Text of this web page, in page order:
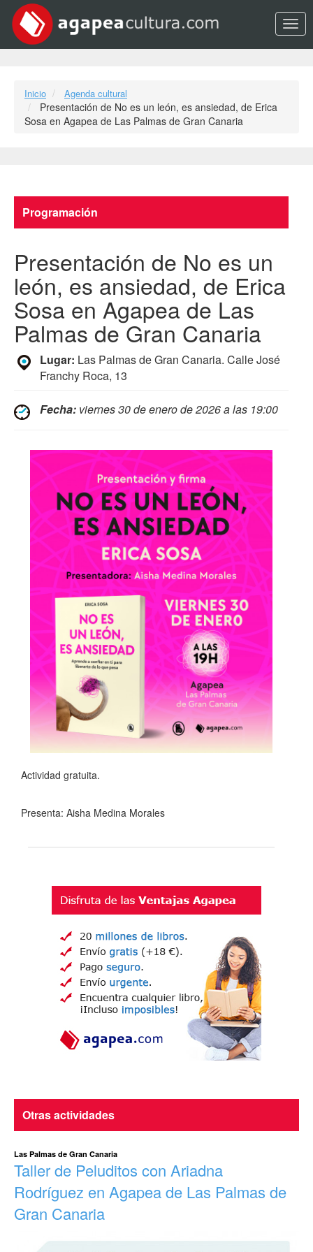
Inicio Agenda cultural
Presentación de No es un león, es ansiedad, de Erica
Sosa en Agapea de Las Palmas de Gran Canaria
Programación
Presentación de No es un
león, es ansiedad, de Erica
Sosa en Agapea de Las
Palmas de Gran Canaria
Lugar: Las Palmas de Gran Canaria. Calle José
Franchy Roca, 13
Fecha: viernes 30 de enero de 2026 a las 19:00
Actividad gratuita.
Presenta: Aisha Medina Morales
Otras actividades
Las Palmas de Gran Canaria
Taller de Peluditos con Ariadna
Rodríguez en Agapea de Las Palmas de
Gran Canaria